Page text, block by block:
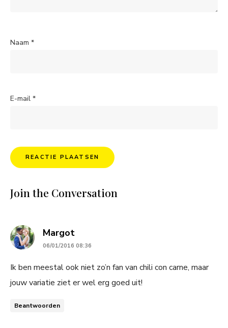
Naam *
E-mail *
Join the Conversation
Margotsays:
06/01/2016 08:36
Ik ben meestal ook niet zo’n fan van chili con carne, maar
jouw variatie ziet er wel erg goed uit!
Beantwoorden